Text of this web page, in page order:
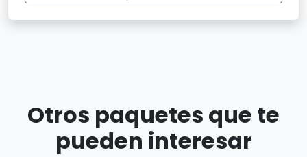
Otros paquetes que te
pueden interesar